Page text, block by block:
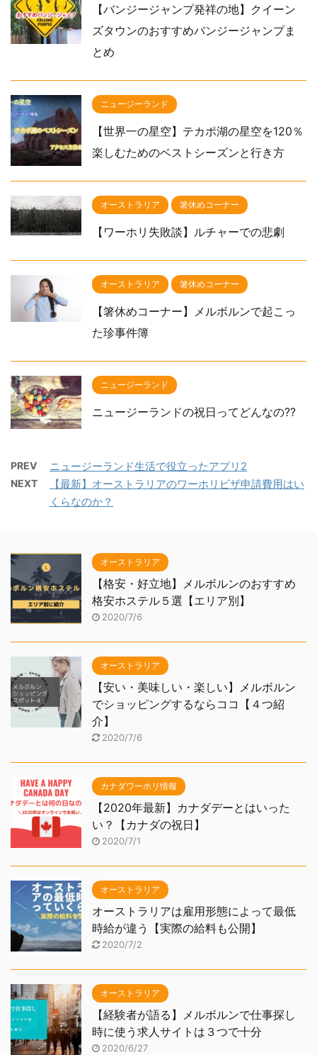
【バンジージャンプ発祥の地】クイーン
ズタウンのおすすめバンジージャンプま
とめ
ニュージーランド
【世界一の星空】テカポ湖の星空を120％
楽しむためのベストシーズンと行き方
オーストラリア 箸休めコーナー
【ワーホリ失敗談】ルチャーでの悲劇
オーストラリア 箸休めコーナー
【箸休めコーナー】メルボルンで起こっ
た珍事件簿
ニュージーランド
ニュージーランドの祝日ってどんなの??
PREV ニュージーランド生活で役立ったアプリ2
NEXT
【最新】オーストラリアのワーホリビザ申請費用はい
くらなのか？
オーストラリア
【格安・好立地】メルボルンのおすすめ
格安ホステル５選【エリア別】
2020/7/6
オーストラリア
【安い・美味しい・楽しい】メルボルン
でショッピングするならココ【４つ紹
介】
2020/7/6
カナダワーホリ情報
【2020年最新】カナダデーとはいった
い？【カナダの祝日】
2020/7/1
オーストラリア
オーストラリアは雇用形態によって最低
時給が違う【実際の給料も公開】
2020/7/2
オーストラリア
【経験者が語る】メルボルンで仕事探し
時に使う求人サイトは３つで十分
2020/6/27